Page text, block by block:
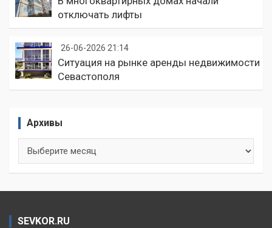
отключать лифты
26-06-2026 21:14
Ситуация на рынке аренды недвижимости
Севастополя
Архивы
SEVKOR.RU